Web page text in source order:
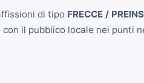
di tipo FRECCE /
il pubblico locale nei punti